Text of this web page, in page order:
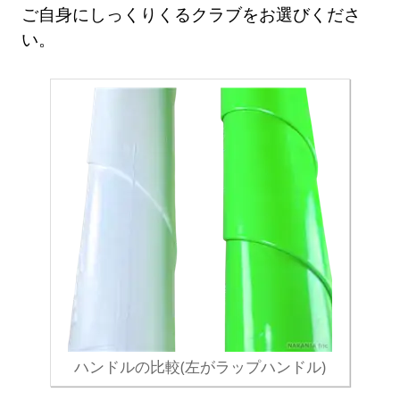
ご自身にしっくりくるクラブをお選びくださ
い。
ハンドルの比較(左がラップハンドル)